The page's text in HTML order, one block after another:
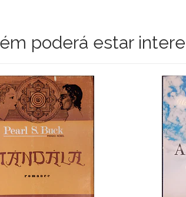
poderá estar